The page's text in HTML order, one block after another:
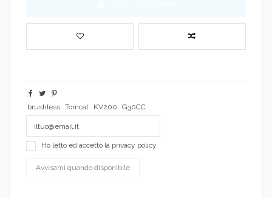
brushless Tomcat KV200 G30CC
Ho letto ed accetto la privacy policy